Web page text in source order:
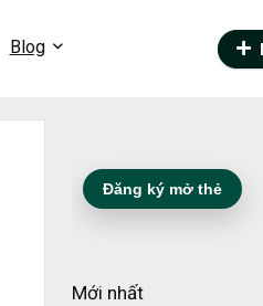
Blog
Đăng ký mở thẻ
Mới nhất